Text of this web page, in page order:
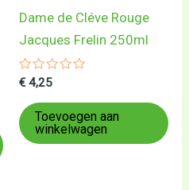
Dame de Cléve Rouge
Jacques Frelin 250ml
Gewaardeerd
uit
5
€ 4,25
Toevoegen aan
winkelwagen